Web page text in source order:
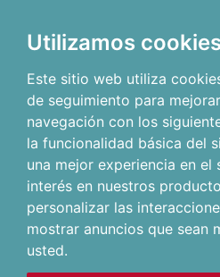
Utilizamos cookies
Este sitio web utiliza
de seguimiento para
navegación con los
la funcionalidad básica del
una mejor experiencia en el
interés en nuestros
personalizar las
mostrar anuncios que sean
usted.